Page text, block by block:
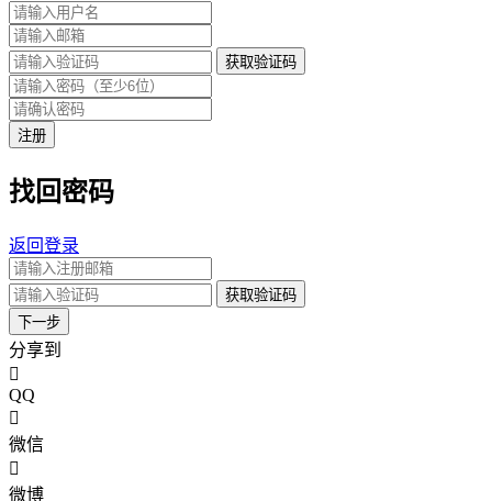
获取验证码
注册
找回密码
返回登录
获取验证码
下一步
分享到
QQ
微信
微博